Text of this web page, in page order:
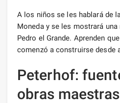
A los niños se les hablará de
Moneda y se les mostrará
Pedro el Grande. Aprenden
comenzó a construirse desde
Peterhof:
obras